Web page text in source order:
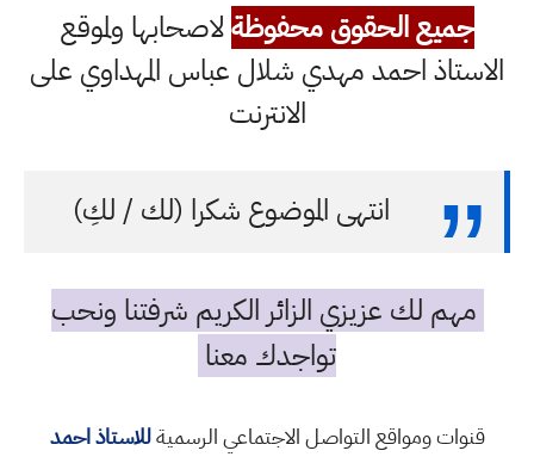
جميع الحقوق محفوظةلاصحابها ولموقع
الاستاذ احمد مهدي شلال عباس المهداوي على
الانترنت
انتهى الموضوع شكرا (لك / لكِ)
مهم لك عزيزي الزائر الكريم شرفتنا ونحب
تواجدك معنا
قنوات ومواقع التواصل الاجتماعي الرسميةللاستاذ احمد